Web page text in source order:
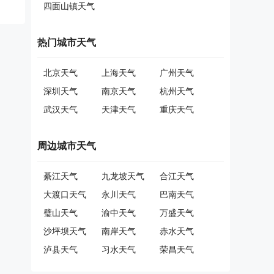
四面山镇天气
热门城市天气
北京天气 上海天气
广州天气
深圳天气
南京天气
杭州天气
武汉天气
天津天气 重庆天气
周边城市天气
綦江天气 九龙坡天气
合江天气
大渡口天气
永川天气
巴南天气
璧山天气
渝中天气
万盛天气
沙坪坝天气
南岸天气
赤水天气
泸县天气
习水天气 荣昌天气